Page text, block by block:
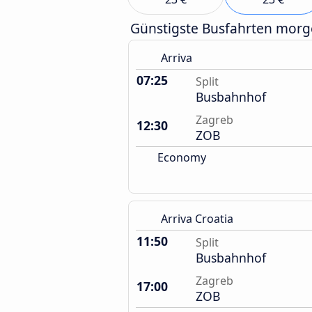
Günstigste Busfahrten
Arriva
07:25 Split
Busbahnhof
12:30
Zagreb
ZOB
Economy
Arriva Croatia
11:50 Split
Busbahnhof
17:00
Zagreb
ZOB